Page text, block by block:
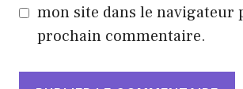
mon site dans le navigateur
prochain commentaire.